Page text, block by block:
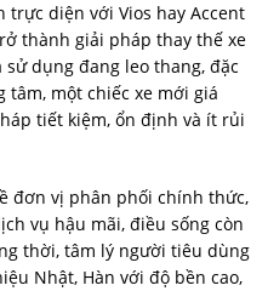
trực diện với Vios hay Accent
thành giải pháp thay thế xe
dụng đang leo thang, đặc
một chiếc xe mới giá
tiết kiệm, ổn định và ít rủi
đơn vị phân phối chính thức,
vụ hậu mãi, điều sống còn
thời, tâm lý người tiêu dùng
Nhật, Hàn với độ bền cao,